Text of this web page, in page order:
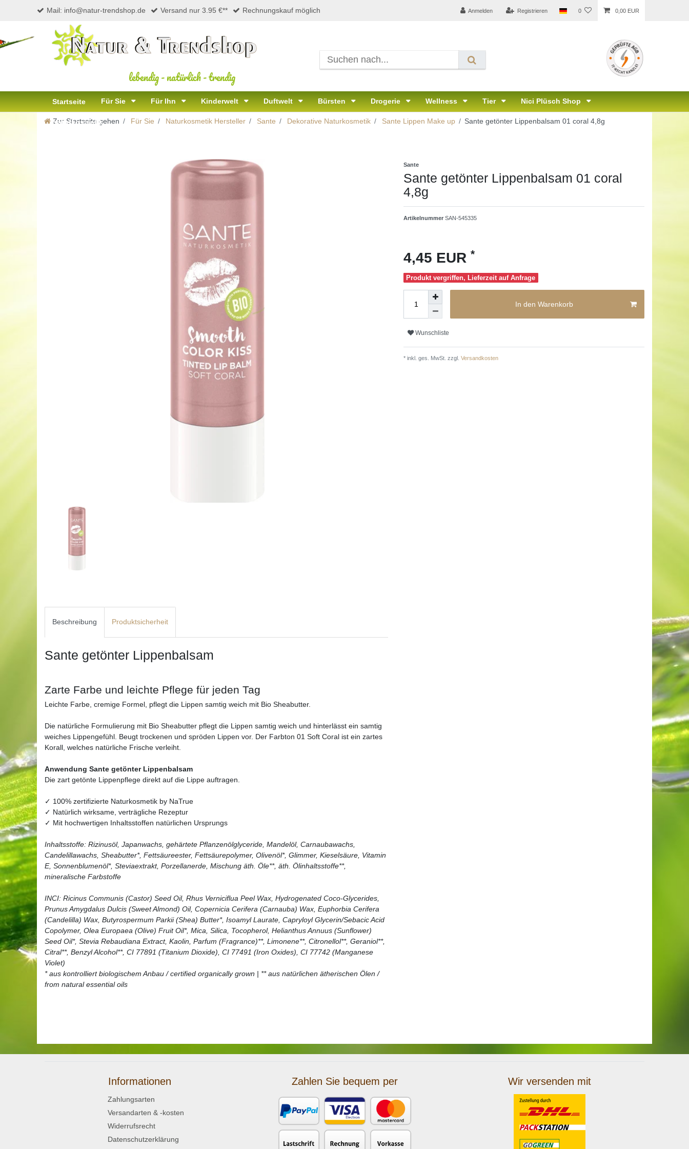
Mail: info@natur-trendshop.de Versand nur 3.95 €** Rechnungskauf möglich Anmelden Registrieren 0 0,00 EUR
lebendig-natürlich-trendig
Startseite Für Sie Für Ihn Kinderwelt Duftwelt Bürsten Drogerie Wellness Tier Nici Plüsch Shop
Naturkosmetik
Zur Startseite gehen Für Sie Naturkosmetik Hersteller Sante Dekorative Naturkosmetik Sante Lippen Make up Sante getönter Lippenbalsam 01 coral 4,8g
Sante
Sante getönter Lippenbalsam 01 coral
4,8g
Artikelnummer SAN-545335
4,45 EUR *
Produkt vergriffen, Lieferzeit auf Anfrage
In den Warenkorb
Wunschliste
* inkl. ges. MwSt. zzgl. Versandkosten
Beschreibung Produktsicherheit
Sante getönter Lippenbalsam
Zarte Farbe und leichte Pflege für jeden Tag
Leichte Farbe, cremige Formel, pflegt die Lippen samtig weich mit Bio Sheabutter.
Die natürliche Formulierung mit Bio Sheabutter pflegt die Lippen samtig weich und hinterlässt ein samtig
weiches Lippengefühl. Beugt trockenen und spröden Lippen vor. Der Farbton 01 Soft Coral ist ein zartes
Korall, welches natürliche Frische verleiht.
Anwendung Sante getönter Lippenbalsam
Die zart getönte Lippenpflege direkt auf die Lippe auftragen.
✓ 100% zertifizierte Naturkosmetik by NaTrue
✓ Natürlich wirksame, verträgliche Rezeptur
✓ Mit hochwertigen Inhaltsstoffen natürlichen Ursprungs
Inhaltsstoffe: Rizinusöl, Japanwachs, gehärtete Pflanzenölglyceride, Mandelöl, Carnaubawachs,
Candelillawachs, Sheabutter*, Fettsäureester, Fettsäurepolymer, Olivenöl*, Glimmer, Kieselsäure, Vitamin
E, Sonnenblumenöl*, Steviaextrakt, Porzellanerde, Mischung äth. Öle**, äth. Ölinhaltsstoffe**,
mineralische Farbstoffe
INCI: Ricinus Communis (Castor) Seed Oil, Rhus Verniciflua Peel Wax, Hydrogenated Coco-Glycerides,
Prunus Amygdalus Dulcis (Sweet Almond) Oil, Copernicia Cerifera (Carnauba) Wax, Euphorbia Cerifera
(Candelilla) Wax, Butyrospermum Parkii (Shea) Butter*, Isoamyl Laurate, Capryloyl Glycerin/Sebacic Acid
Copolymer, Olea Europaea (Olive) Fruit Oil*, Mica, Silica, Tocopherol, Helianthus Annuus (Sunflower)
Seed Oil*, Stevia Rebaudiana Extract, Kaolin, Parfum (Fragrance)**, Limonene**, Citronellol**, Geraniol**,
Citral**, Benzyl Alcohol**, CI 77891 (Titanium Dioxide), CI 77491 (Iron Oxides), CI 77742 (Manganese
Violet)
* aus kontrolliert biologischem Anbau / certified organically grown | ** aus natürlichen ätherischen Ölen /
from natural essential oils
Informationen
Zahlungsarten
Versandarten & -kosten
Widerrufsrecht
Datenschutzerklärung
Zahlen Sie bequem per Wir versenden mit